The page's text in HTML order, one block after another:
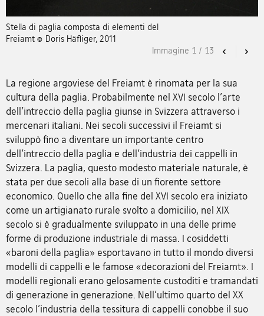
Stella di paglia composta di elementi del
Freiamt © Doris Häfliger, 2011
Previous
Immagine 1 / 13
La regione argoviese del Freiamt è rinomata per la sua
cultura della paglia. Probabilmente nel XVI secolo l'arte
dell'intreccio della paglia giunse in Svizzera attraverso i
mercenari italiani. Nei secoli successivi il Freiamt si
sviluppò fino a diventare un importante centro
dell'intreccio della paglia e dell'industria dei cappelli in
Svizzera. La paglia, questo modesto materiale naturale, è
stata per due secoli alla base di un fiorente settore
economico. Quello che alla fine del XVI secolo era iniziato
come un artigianato rurale svolto a domicilio, nel XIX
secolo si è gradualmente sviluppato in una delle prime
forme di produzione industriale di massa. I cosiddetti
«baroni della paglia» esportavano in tutto il mondo diversi
modelli di cappelli e le famose «decorazioni del Freiamt». I
modelli regionali erano gelosamente custoditi e tramandati
di generazione in generazione. Nell'ultimo quarto del XX
secolo l'industria della tessitura di cappelli conobbe il suo